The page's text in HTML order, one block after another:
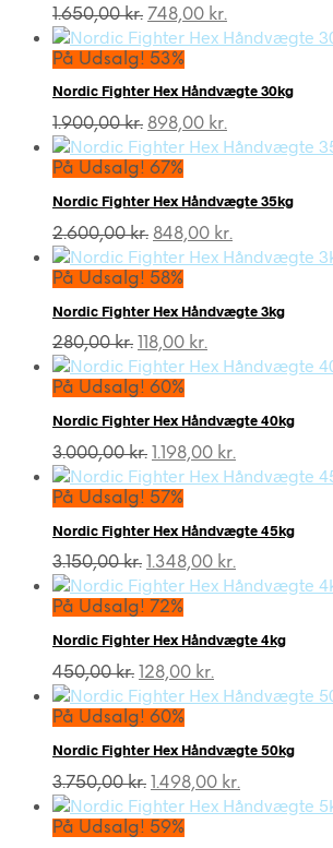
1.650,00kr. Den
oprindelige
pris
1.650,00 kr..
748,00 kr.
aktuelle
748,00 kr..
På Udsalg! 53%
Nordic Fighter Hex Håndvægte 30kg
1.900,00kr. Den
oprindelige
pris
1.900,00 kr..
898,00 kr.
aktuelle
898,00 kr..
På Udsalg! 67%
Nordic Fighter Hex Håndvægte 35kg
2.600,00kr. Den
oprindelige
pris
2.600,00 kr..
848,00 kr.
aktuelle
848,00 kr..
På Udsalg! 58%
Nordic Fighter Hex Håndvægte 3kg
280,00kr. Den
oprindelige
pris
280,00 kr..
118,00 kr.
aktuelle
118,00 kr..
På Udsalg! 60%
Nordic Fighter Hex Håndvægte 40kg
3.000,00kr. Den
oprindelige
pris
3.000,00 kr..
1.198,00 kr.
aktuelle
1.198,00 kr..
På Udsalg! 57%
Nordic Fighter Hex Håndvægte 45kg
3.150,00kr. Den
oprindelige
pris
3.150,00 kr..
1.348,00 kr.
aktuelle
1.348,00 kr..
På Udsalg! 72%
Nordic Fighter Hex Håndvægte 4kg
450,00kr. Den
oprindelige
pris
450,00 kr..
128,00 kr.
aktuelle
128,00 kr..
På Udsalg! 60%
Nordic Fighter Hex Håndvægte 50kg
3.750,00kr. Den
oprindelige
pris
1.498,00 kr.
aktuelle
På Udsalg! 59%